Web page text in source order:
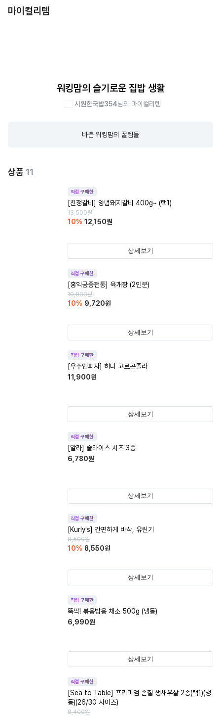
마이컬리템
워킹맘의 슬기로운 집밥 생활
시원한국밥354님의 마이컬리템
바쁜 워킹맘의 꿀템들
상품 11
직접 구매한
[친정갈비] 양념돼지갈비 400g~ (택1)
13,500원
10% 12,150원
상세보기
직접 구매한
[홍익궁중전통] 육개장 (2인분)
10,800원
10% 9,720원
상세보기
직접 구매한
[우주인피자] 허니 고르곤졸라
11,900원
상세보기
직접 구매한
[알라] 슬라이스 치즈 3종
6,780원
상세보기
직접 구매한
[Kurly's] 간편하게 바삭, 유린기
9,500원
10% 8,550원
상세보기
직접 구매한
뚝딱! 볶음밥용 채소 500g (냉동)
6,990원
상세보기
직접 구매한
[Sea to Table] 프리미엄 손질 생새우살 2종(택1)(냉
동)(26/30 사이즈)
8,400원